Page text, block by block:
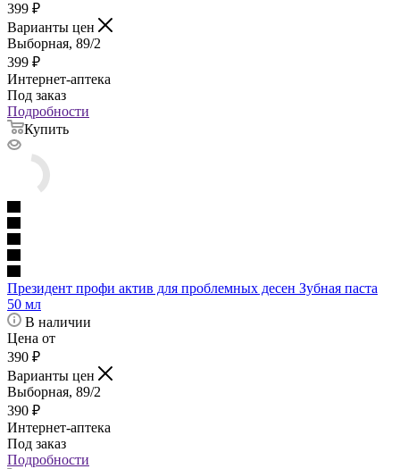
399 ₽
Варианты цен
Выборная, 89/2
399 ₽
Интернет-аптека
Под заказ
Подробности
Купить
Президент профи актив для проблемных десен Зубная паста
50 мл
В наличии
Цена от
390 ₽
Варианты цен
Выборная, 89/2
390 ₽
Интернет-аптека
Под заказ
Подробности